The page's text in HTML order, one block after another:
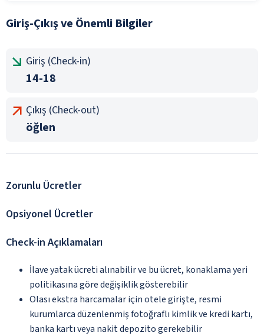
Giriş-Çıkış ve Önemli Bilgiler
Giriş (Check-in)
14-18
Çıkış (Check-out)
öğlen
Zorunlu Ücretler
Opsiyonel Ücretler
Check-in Açıklamaları
İlave yatak ücreti alınabilir ve bu ücret, konaklama yeri
politikasına göre değişiklik gösterebilir
Olası ekstra harcamalar için otele girişte, resmi
kurumlarca düzenlenmiş fotoğraflı kimlik ve kredi kartı,
banka kartı veya nakit depozito gerekebilir